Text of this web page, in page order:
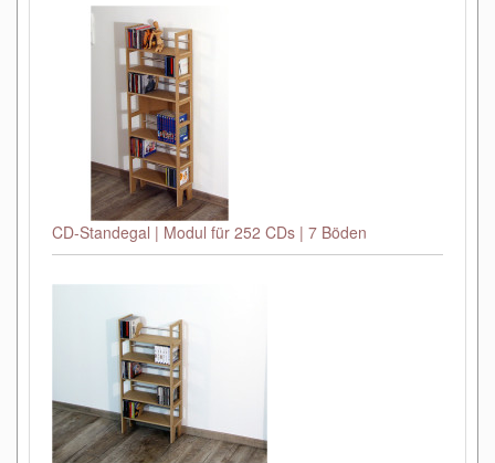
CD-Standegal | Modul für 252 CDs | 7 Böden